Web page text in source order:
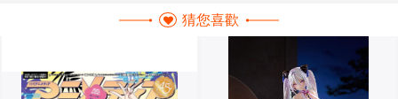
猜您喜歡